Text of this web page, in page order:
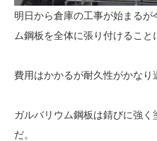
明日から倉庫の工事が始まる
ム鋼板を全体に張り付けること
費用はかかるが耐久性がかなり
ガルバリウム鋼板は錆びに強
だ。